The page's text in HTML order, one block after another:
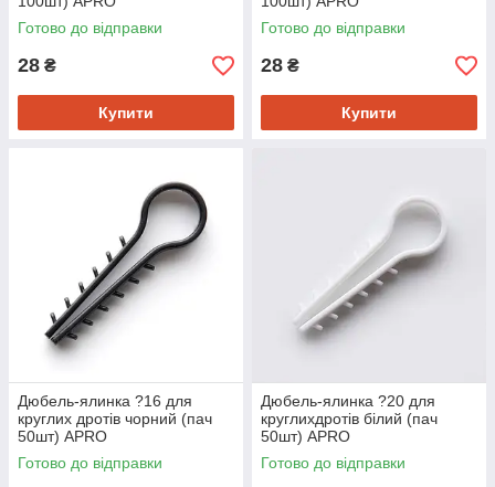
Готово до відправки
28 ₴
Купити
Готово до відправки
28 ₴
Купити
Дюбель-ялинка ?16 для
круглих дротів чорний (пач
50шт) APRO
Готово до відправки
Дюбель-ялинка ?20 для
круглихдротів білий (пач
50шт) APRO
Готово до відправки